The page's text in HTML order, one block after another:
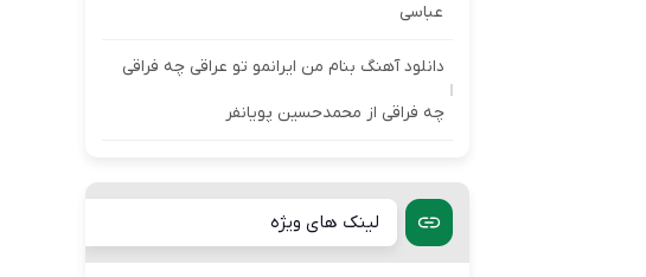
عباسی
دانلود آهنگ بنام من ایرانمو تو عراقی چه فراقی
چه فراقی از محمدحسین پویانفر
لینک های ویژه